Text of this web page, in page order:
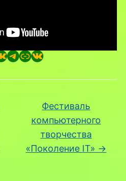
Telegram
Ссылка
ВКонтакте
Фестиваль
компьютерного
творчества
«Поколение IT» →